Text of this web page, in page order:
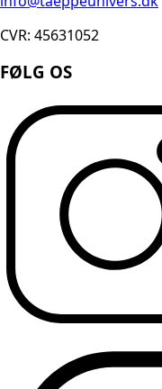
CVR: 45631052
FØLG OS